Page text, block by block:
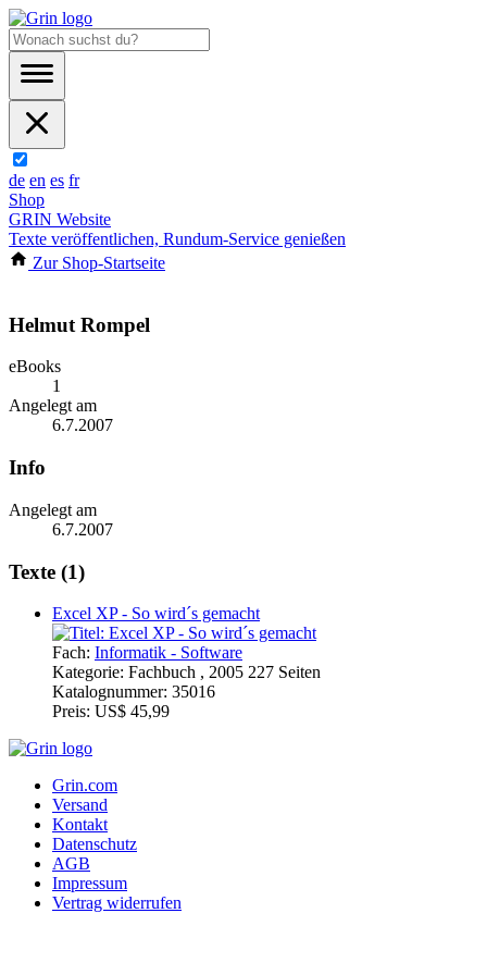
de en es fr
Shop
GRIN Website
Texte veröffentlichen, Rundum-Service genießen
Zur Shop-Startseite
Helmut Rompel
eBooks
1
Angelegt am
6.7.2007
Info
Angelegt am
6.7.2007
Texte (1)
Excel XP - So wird´s gemacht
Fach: Informatik - Software
Kategorie: Fachbuch , 2005 227 Seiten
Katalognummer: 35016
Preis: US$ 45,99
Grin.com
Versand
Kontakt
Datenschutz
AGB
Impressum
Vertrag widerrufen